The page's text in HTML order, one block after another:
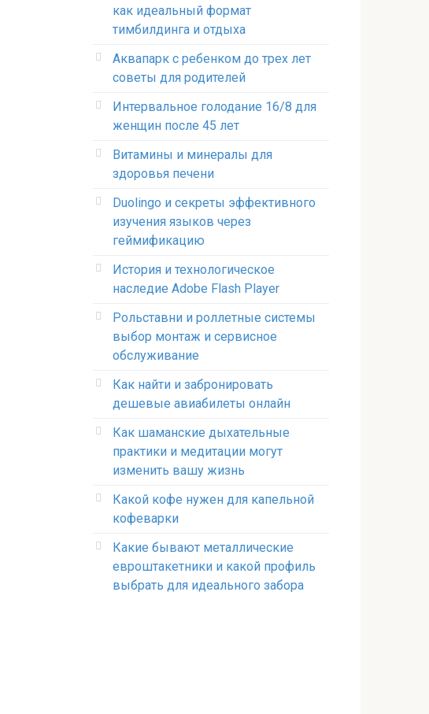
как идеальный формат
тимбилдинга и отдыха
Аквапарк с ребенком до трех лет
советы для родителей
Интервальное голодание 16/8 для
женщин после 45 лет
Витамины и минералы для
здоровья печени
Duolingo и секреты эффективного
изучения языков через
геймификацию
История и технологическое
наследие Adobe Flash Player
Рольставни и роллетные системы
выбор монтаж и сервисное
обслуживание
Как найти и забронировать
дешевые авиабилеты онлайн
Как шаманские дыхательные
практики и медитации могут
изменить вашу жизнь
Какой кофе нужен для капельной
кофеварки
Какие бывают металлические
евроштакетники и какой профиль
выбрать для идеального забора